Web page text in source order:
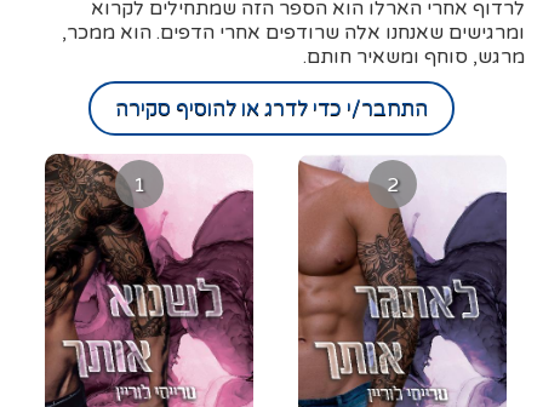
לרדוף אחרי הארלו הוא הספר הזה שמתחילים לקרוא
ומרגישים שאנחנו אלה שרודפים אחרי הדפים. הוא ממכר,
מרגש, סוחף ומשאיר חותם.
התחבר/י כדי לדרג או להוסיף סקירה
1 2